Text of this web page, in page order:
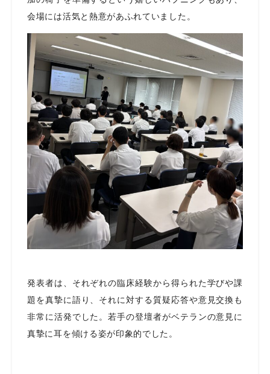
会場には活気と熱意があふれていました。
発表者は、それぞれの臨床経験から得られた学びや課
題を真摯に語り、それに対する質疑応答や意見交換も
非常に活発でした。若手の登壇者がベテランの意見に
真摯に耳を傾ける姿が印象的でした。